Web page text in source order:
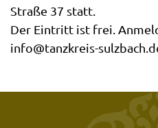
Straße 37 statt.
Der Eintritt ist frei.
info@tanzkreis-